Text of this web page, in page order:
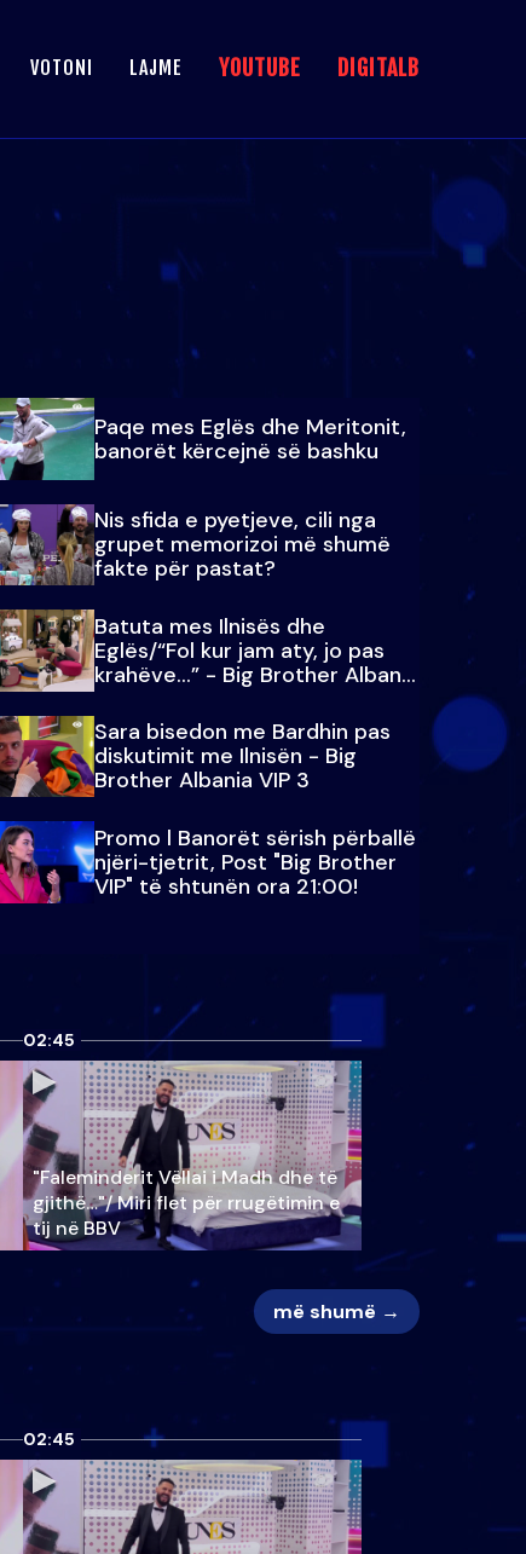
VOTONI LAJME YOUTUBE DIGITALB
Paqe mes Eglës dhe Meritonit,
banorët kërcejnë së bashku
Nis sfida e pyetjeve, cili nga
grupet memorizoi më shumë
fakte për pastat?
Batuta mes Ilnisës dhe
Eglës/“Fol kur jam aty, jo pas
krahëve…” - Big Brother Albania
VIP 3
Sara bisedon me Bardhin pas
diskutimit me Ilnisën - Big
Brother Albania VIP 3
Promo l Banorët sërish përballë
njëri-tjetrit, Post "Big Brother
VIP" të shtunën ora 21:00!
02:45
"Faleminderit Vëllai i Madh dhe të
gjithë…"/ Miri flet për rrugëtimin e
tij në BBV
më shumë →
02:45